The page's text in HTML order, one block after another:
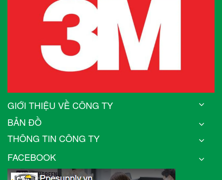
GIỚI THIỆU VỀ CÔNG TY
BẢN ĐỒ
THÔNG TIN CÔNG TY
FACEBOOK